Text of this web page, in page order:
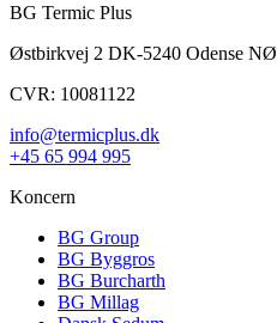
BG Termic Plus
Østbirkvej 2 DK-5240 Odense NØ
CVR: 10081122
info@termicplus.dk
+45 65 994 995
Koncern
BG Group
BG Byggros
BG Burcharth
BG Millag